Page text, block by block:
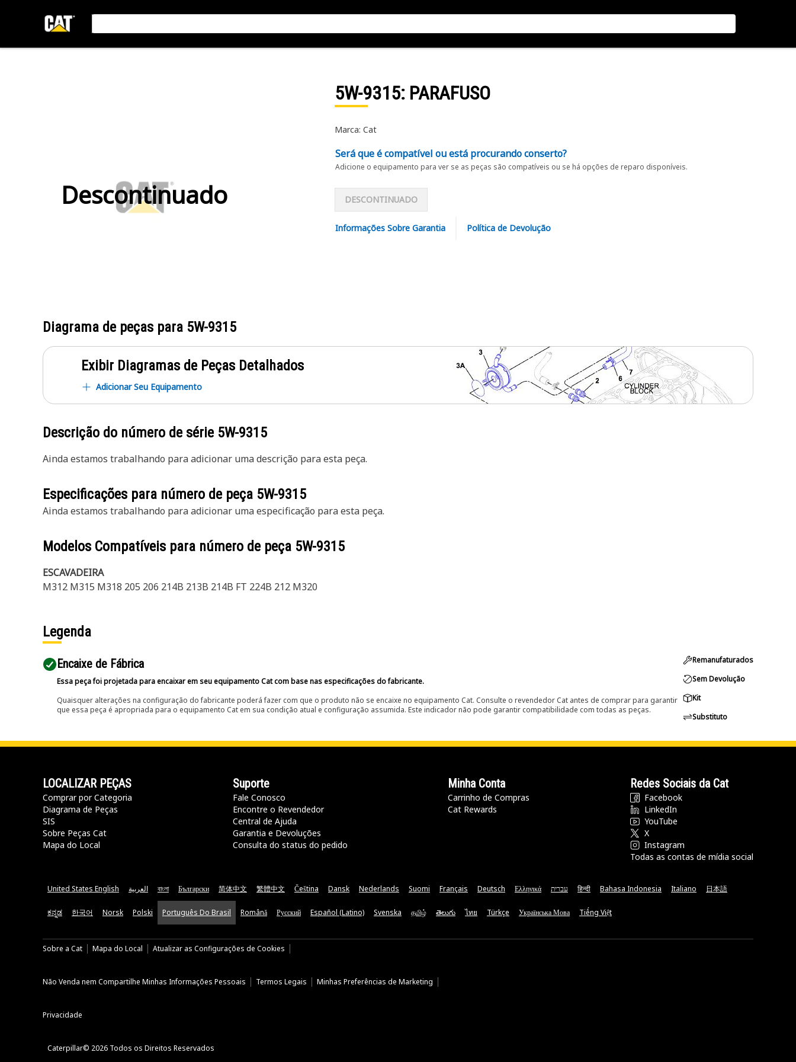
Descontinuado
5W-9315: PARAFUSO
Marca: Cat
Será que é compatível ou está procurando conserto?
Adicione o equipamento para ver se as peças são compatíveis ou se há opções de reparo disponíveis.
DESCONTINUADO
Informações Sobre Garantia Política de Devolução
Diagrama de peças para 5W-9315
Exibir Diagramas de Peças Detalhados
Adicionar Seu Equipamento
Descrição do número de série 5W-9315
Ainda estamos trabalhando para adicionar uma descrição para esta peça.
Especificações para número de peça 5W-9315
Ainda estamos trabalhando para adicionar uma especificação para esta peça.
Modelos Compatíveis para número de peça 5W-9315
ESCAVADEIRA
M312 M315 M318 205 206 214B 213B 214B FT 224B 212 M320
Legenda
Encaixe de Fábrica
Essa peça foi projetada para encaixar em seu equipamento Cat com base nas especificações do fabricante.
Quaisquer alterações na configuração do fabricante poderá fazer com que o produto não se encaixe no equipamento Cat. Consulte o revendedor Cat antes de comprar para garantir
que essa peça é apropriada para o equipamento Cat em sua condição atual e configuração assumida. Este indicador não pode garantir compatibilidade com todas as peças.
Remanufaturados
Sem Devolução
Kit
Substituto
LOCALIZAR PEÇAS
Comprar por Categoria
Diagrama de Peças
SIS
Sobre Peças Cat
Mapa do Local
Suporte
Fale Conosco
Encontre o Revendedor
Central de Ajuda
Garantia e Devoluções
Consulta do status do pedido
Minha Conta
Carrinho de Compras
Cat Rewards
Redes Sociais da Cat
Facebook
LinkedIn
YouTube
X
Instagram
Todas as contas de mídia social
United States English العربية বাংলা Български 简体中文 繁體中文 Čeština Dansk Nederlands Suomi Français Deutsch Ελληνικά עברית हिन्दी Bahasa Indonesia Italiano 日本語
ಕನ್ನಡ 한국어 Norsk Polski Português Do Brasil Română Русский Español (Latino) Svenska தமிழ் తెలుగు ไทย Türkçe Українська Мова Tiếng Việt
Sobre a Cat Mapa do Local Atualizar as Configurações de Cookies
Não Venda nem Compartilhe Minhas Informações Pessoais Termos Legais Minhas Preferências de Marketing
Privacidade
Caterpillar© 2026 Todos os Direitos Reservados